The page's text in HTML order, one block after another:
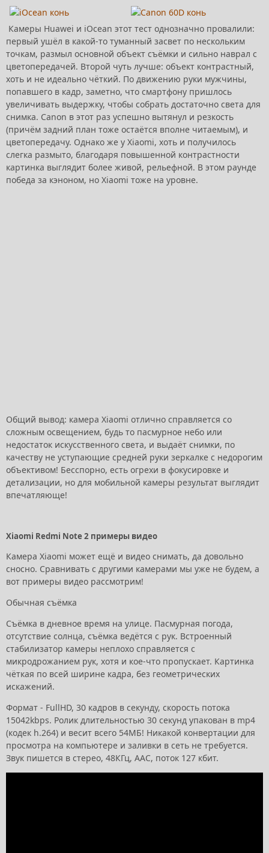
Камеры Huawei и iOcean этот тест однозначно провалили:
первый ушёл в какой-то туманный засвет по нескольким
точкам, размыл основной объект съёмки и сильно наврал с
цветопередачей. Второй чуть лучше: объект контрастный,
хоть и не идеально чёткий. По движению руки мужчины,
попавшего в кадр, заметно, что смартфону пришлось
увеличивать выдержку, чтобы собрать достаточно света для
снимка. Canon в этот раз успешно вытянул и резкость
(причём задний план тоже остаётся вполне читаемым), и
цветопередачу. Однако же у Xiaomi, хоть и получилось
слегка размыто, благодаря повышенной контрастности
картинка выглядит более живой, рельефной. В этом раунде
победа за кэноном, но Xiaomi тоже на уровне.
Общий вывод: камера Xiaomi отлично справляется со
сложным освещением, будь то пасмурное небо или
недостаток искусственного света, и выдаёт снимки, по
качеству не уступающие средней руки зеркалке с недорогим
объективом! Бесспорно, есть огрехи в фокусировке и
детализации, но для мобильной камеры результат выглядит
впечатляюще!
Xiaomi Redmi Note 2 примеры видео
Камера Xiaomi может ещё и видео снимать, да довольно
сносно. Сравнивать с другими камерами мы уже не будем, а
вот примеры видео рассмотрим!
Обычная съёмка
Съёмка в дневное время на улице. Пасмурная погода,
отсутствие солнца, съёмка ведётся с рук. Встроенный
стабилизатор камеры неплохо справляется с
микродрожанием рук, хотя и кое-что пропускает. Картинка
чёткая по всей ширине кадра, без геометрических
искажений.
Формат - FullHD, 30 кадров в секунду, скорость потока
15042kbps. Ролик длительностью 30 секунд упакован в mp4
(кодек h.264) и весит всего 54МБ! Никакой конвертации для
просмотра на компьютере и заливки в сеть не требуется.
Звук пишется в стерео, 48КГц, AAC, поток 127 кбит.